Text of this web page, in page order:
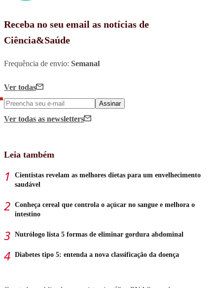
Receba no seu email as notícias de
Ciência&Saúde
Frequência de envio: Semanal
Ver todas
Assinar
Ver todas as newsletters
Leia também
Cientistas revelam as melhores dietas para um envelhecimento
saudável
Conheça cereal que controla o açúcar no sangue e melhora o
intestino
Nutrólogo lista 5 formas de eliminar gordura abdominal
Diabetes tipo 5: entenda a nova classificação da doença